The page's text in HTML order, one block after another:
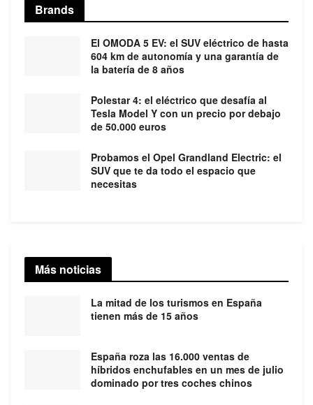
Brands
El OMODA 5 EV: el SUV eléctrico de hasta
604 km de autonomía y una garantía de
la batería de 8 años
Polestar 4: el eléctrico que desafía al
Tesla Model Y con un precio por debajo
de 50.000 euros
Probamos el Opel Grandland Electric: el
SUV que te da todo el espacio que
necesitas
Más noticias
La mitad de los turismos en España
tienen más de 15 años
España roza las 16.000 ventas de
híbridos enchufables en un mes de julio
dominado por tres coches chinos